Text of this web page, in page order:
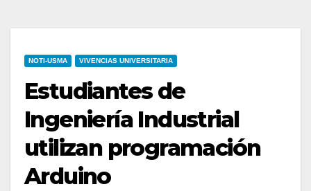
NOTI-USMA VIVENCIAS UNIVERSITARIA
Estudiantes de
Ingeniería Industrial
utilizan programación
Arduino